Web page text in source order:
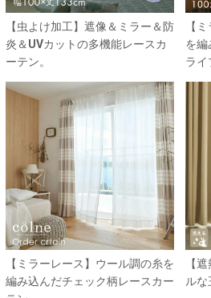
【虫よけ加工】遮像＆ミラー＆防
炎＆UVカットの多機能レースカ
ーテン。
【
を編
ライ
【ミラーレース】ウール調の糸を
編み込んだチェック柄レースカー
【
ルな